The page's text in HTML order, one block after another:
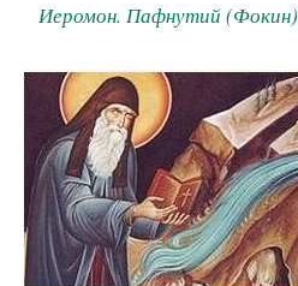
Иеромон. Пафнутий (Фокин)